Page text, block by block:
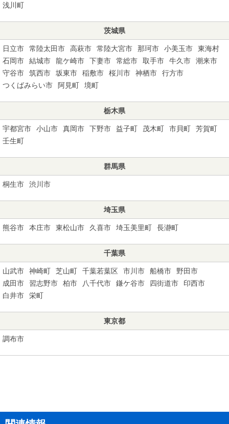
浅川町
茨城県
日立市 常陸太田市 高萩市 常陸大宮市 那珂市 小美玉市
東海村
石岡市
結城市 龍ケ崎市 下妻市 常総市 取手市 牛久市
潮来市
守谷市
筑西市 坂東市 稲敷市 桜川市 神栖市
行方市
つくばみらい市
阿見町 境町
栃木県
宇都宮市 小山市 真岡市 下野市 益子町 茂木町 市貝町
芳賀町
壬生町
群馬県
桐生市 渋川市
埼玉県
熊谷市 本庄市 東松山市 久喜市 埼玉美里町 長瀞町
千葉県
山武市 神崎町 芝山町 千葉若葉区 市川市 船橋市
野田市
成田市
習志野市 柏市 八千代市 鎌ケ谷市 四街道市
印西市
白井市
栄町
東京都
調布市